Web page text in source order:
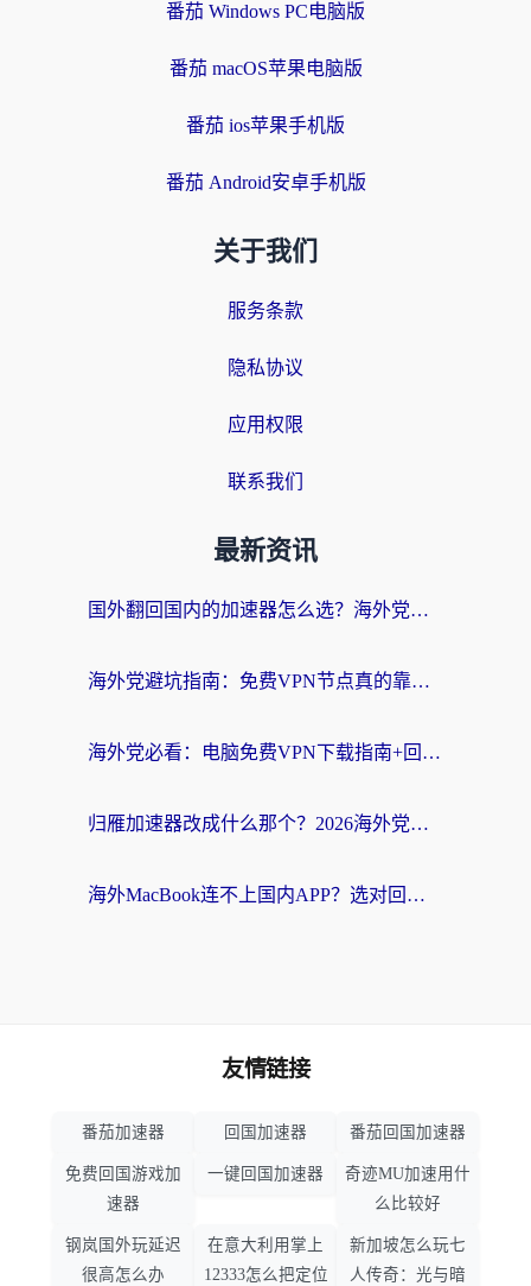
番茄 Windows PC电脑版
番茄 macOS苹果电脑版
番茄 ios苹果手机版
番茄 Android安卓手机版
关于我们
服务条款
隐私协议
应用权限
联系我们
最新资讯
国外翻回国内的加速器怎么选？海外党亲测实用指南，告别地域限制
海外党避坑指南：免费VPN节点真的靠谱吗？教你选对回国加速器无缝访问国内资源
海外党必看：电脑免费VPN下载指南+回国加速器选择全攻略，告别地区限制
归雁加速器改成什么那个？2026海外党回国加速全攻略：告别地区限制，轻松刷剧玩游戏
海外MacBook连不上国内APP？选对回国VPN，告别地区限制的烦恼
友情链接
番茄加速器 回国加速器 番茄回国加速器
免费回国游戏加
速器
一键回国加速器
奇迹MU加速用什
么比较好
钢岚国外玩延迟
很高怎么办
在意大利用掌上
12333怎么把定位
新加坡怎么玩七
人传奇：光与暗